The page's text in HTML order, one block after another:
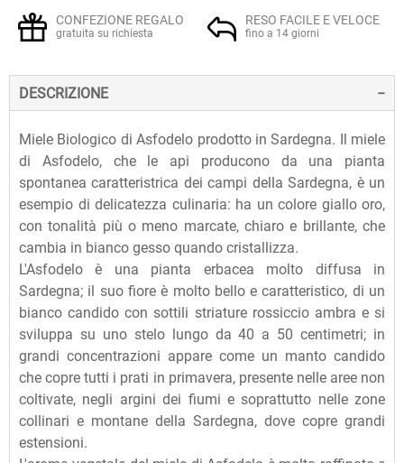
CONFEZIONE REGALO
gratuita su richiesta
RESO FACILE E VELOCE
fino a 14 giorni
DESCRIZIONE
Miele Biologico di Asfodelo prodotto in Sardegna. Il miele
di Asfodelo, che le api producono da una pianta
spontanea caratteristrica dei campi della Sardegna, è un
esempio di delicatezza culinaria: ha un colore giallo oro,
con tonalità più o meno marcate, chiaro e brillante, che
cambia in bianco gesso quando cristallizza.
L'Asfodelo è una pianta erbacea molto diffusa in
Sardegna; il suo fiore è molto bello e caratteristico, di un
bianco candido con sottili striature rossiccio ambra e si
sviluppa su uno stelo lungo da 40 a 50 centimetri; in
grandi concentrazioni appare come un manto candido
che copre tutti i prati in primavera, presente nelle aree non
coltivate, negli argini dei fiumi e soprattutto nelle zone
collinari e montane della Sardegna, dove copre grandi
estensioni.